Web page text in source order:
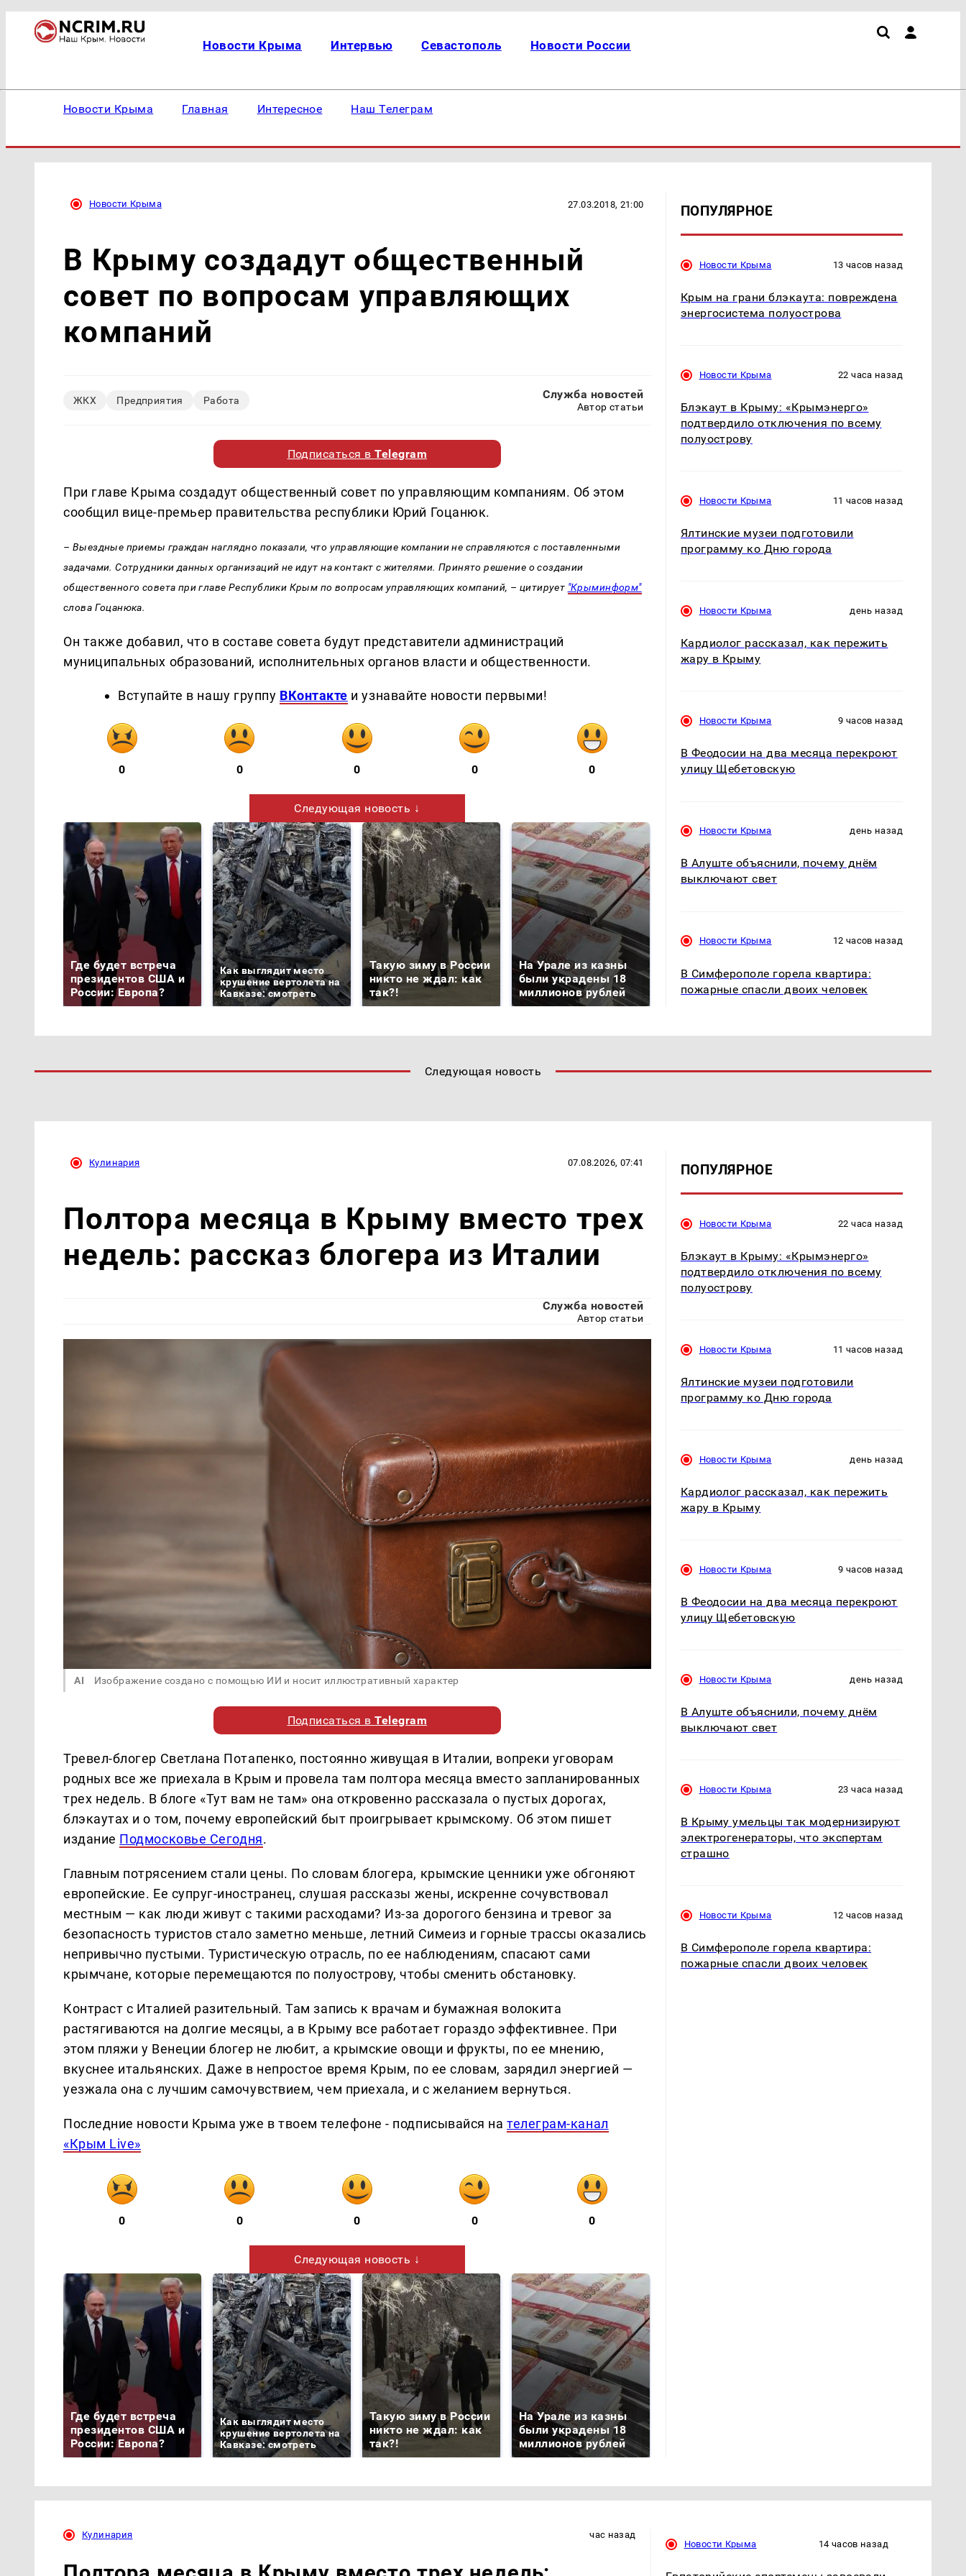
Новости Крыма Интервью Севастополь Новости России
Новости Крыма Главная Интересное Наш Телеграм
Новости Крыма 27.03.2018, 21:00
В Крыму создадут общественный
совет по вопросам управляющих
компаний
ЖКХ Предприятия Работа Служба новостей
Автор статьи
Подписаться вTelegram
При главе Крыма создадут общественный совет по управляющим компаниям. Об этом
сообщил вице-премьер правительства республики Юрий Гоцанюк.
– Выездные приемы граждан наглядно показали, что управляющие компании не справляются с поставленными
задачами. Сотрудники данных организаций не идут на контакт с жителями. Принято решение о создании
общественного совета при главе Республики Крым по вопросам управляющих компаний, – цитирует "Крыминформ"
слова Гоцанюка.
Он также добавил, что в составе совета будут представители администраций
муниципальных образований, исполнительных органов власти и общественности.
Вступайте в нашу группу ВКонтакте и узнавайте новости первыми!
0 0 0 0 0
Следующая новость ↓
Где будет встреча
президентов США и
России: Европа?
Как выглядит место
крушение вертолета на
Кавказе: смотреть
Такую зиму в России
никто не ждал: как
так?!
На Урале из казны
были украдены 18
миллионов рублей
готовую еду из
магазина: список
жестокое убийство
криптомиллионера
ПОПУЛЯРНОЕ
Новости Крыма 13 часов назад
Крым на грани блэкаута: повреждена
энергосистема полуострова
Новости Крыма 22 часа назад
Блэкаут в Крыму: «Крымэнерго»
подтвердило отключения по всему
полуострову
Новости Крыма 11 часов назад
Ялтинские музеи подготовили
программу ко Дню города
Новости Крыма день назад
Кардиолог рассказал, как пережить
жару в Крыму
Новости Крыма 9 часов назад
В Феодосии на два месяца перекроют
улицу Щебетовскую
Новости Крыма день назад
В Алуште объяснили, почему днём
выключают свет
Новости Крыма 12 часов назад
В Симферополе горела квартира:
пожарные спасли двоих человек
Следующая новость
Кулинария 07.08.2026, 07:41
Полтора месяца в Крыму вместо трех
недель: рассказ блогера из Италии
Служба новостей
Автор статьи
AI Изображение создано с помощью ИИ и носит иллюстративный характер
Подписаться вTelegram
Тревел-блогер Светлана Потапенко, постоянно живущая в Италии, вопреки уговорам
родных все же приехала в Крым и провела там полтора месяца вместо запланированных
трех недель. В блоге «Тут вам не там» она откровенно рассказала о пустых дорогах,
блэкаутах и о том, почему европейский быт проигрывает крымскому. Об этом пишет
издание Подмосковье Сегодня.
Главным потрясением стали цены. По словам блогера, крымские ценники уже обгоняют
европейские. Ее супруг-иностранец, слушая рассказы жены, искренне сочувствовал
местным — как люди живут с такими расходами? Из-за дорогого бензина и тревог за
безопасность туристов стало заметно меньше, летний Симеиз и горные трассы оказались
непривычно пустыми. Туристическую отрасль, по ее наблюдениям, спасают сами
крымчане, которые перемещаются по полуострову, чтобы сменить обстановку.
Контраст с Италией разительный. Там запись к врачам и бумажная волокита
растягиваются на долгие месяцы, а в Крыму все работает гораздо эффективнее. При
этом пляжи у Венеции блогер не любит, а крымские овощи и фрукты, по ее мнению,
вкуснее итальянских. Даже в непростое время Крым, по ее словам, зарядил энергией —
уезжала она с лучшим самочувствием, чем приехала, и с желанием вернуться.
Последние новости Крыма уже в твоем телефоне - подписывайся нателеграм-канал
«Крым Live»
0 0 0 0 0
Следующая новость ↓
Где будет встреча
президентов США и
России: Европа?
Как выглядит место
крушение вертолета на
Кавказе: смотреть
Такую зиму в России
никто не ждал: как
так?!
На Урале из казны
были украдены 18
миллионов рублей
ПОПУЛЯРНОЕ
Новости Крыма 22 часа назад
Блэкаут в Крыму: «Крымэнерго»
подтвердило отключения по всему
полуострову
Новости Крыма 11 часов назад
Ялтинские музеи подготовили
программу ко Дню города
Новости Крыма день назад
Кардиолог рассказал, как пережить
жару в Крыму
Новости Крыма 9 часов назад
В Феодосии на два месяца перекроют
улицу Щебетовскую
Новости Крыма день назад
В Алуште объяснили, почему днём
выключают свет
Новости Крыма 23 часа назад
В Крыму умельцы так модернизируют
электрогенераторы, что экспертам
страшно
Новости Крыма 12 часов назад
В Симферополе горела квартира:
пожарные спасли двоих человек
Кулинария час назад
Новости Крыма 14 часов назад